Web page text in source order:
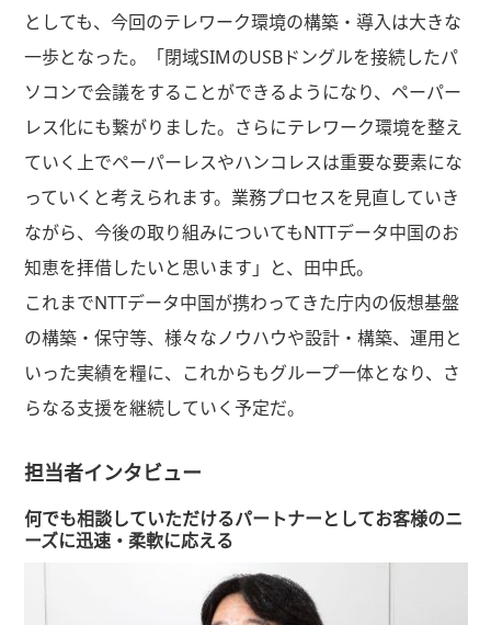
としても、今回のテレワーク環境の構築・導入は大きな
一歩となった。「閉域SIMのUSBドングルを接続したパ
ソコンで会議をすることができるようになり、ペーパー
レス化にも繋がりました。さらにテレワーク環境を整え
ていく上でペーパーレスやハンコレスは重要な要素にな
っていくと考えられます。業務プロセスを見直していき
ながら、今後の取り組みについてもNTTデータ中国のお
知恵を拝借したいと思います」と、田中氏。
これまでNTTデータ中国が携わってきた庁内の仮想基盤
の構築・保守等、様々なノウハウや設計・構築、運用と
いった実績を糧に、これからもグループ一体となり、さ
らなる支援を継続していく予定だ。
担当者インタビュー
何でも相談していただけるパートナーとしてお客様のニ
ーズに迅速・柔軟に応える